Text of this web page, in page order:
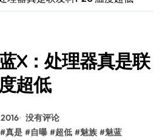
X：处理器真是联
超低
没有评论
#真是 #自曝 #超低 #魅族 #魅蓝